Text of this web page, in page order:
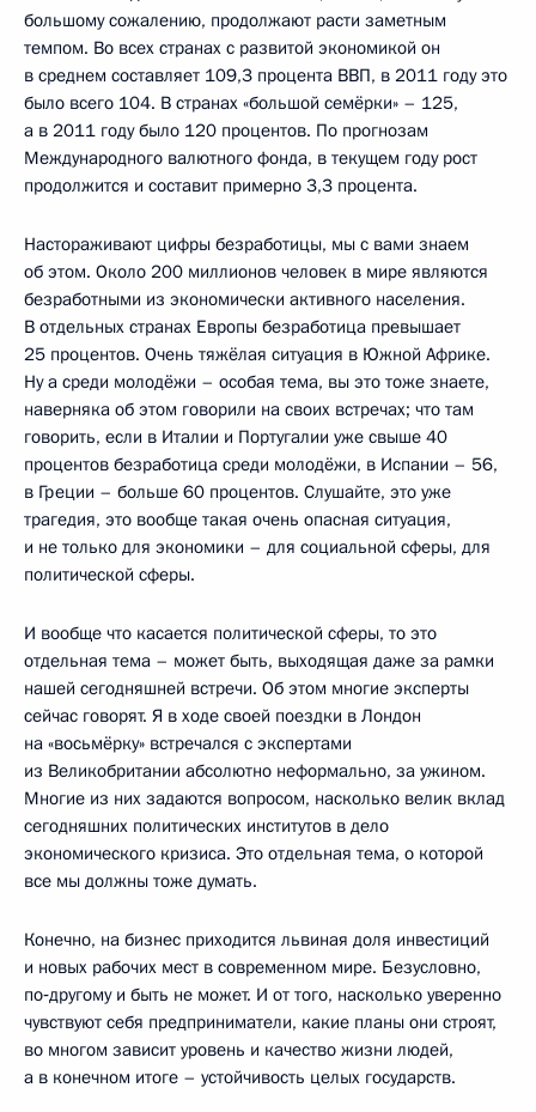
большому сожалению, продолжают расти заметным
темпом. Во всех странах с развитой экономикой он
в среднем составляет 109,3 процента ВВП, в 2011 году это
было всего 104. В странах «большой семёрки» – 125,
а в 2011 году было 120 процентов. По прогнозам
Международного валютного фонда, в текущем году рост
продолжится и составит примерно 3,3 процента.
Настораживают цифры безработицы, мы с вами знаем
об этом. Около 200 миллионов человек в мире являются
безработными из экономически активного населения.
В отдельных странах Европы безработица превышает
25 процентов. Очень тяжёлая ситуация в Южной Африке.
Ну а среди молодёжи – особая тема, вы это тоже знаете,
наверняка об этом говорили на своих встречах; что там
говорить, если в Италии и Португалии уже свыше 40
процентов безработица среди молодёжи, в Испании – 56,
в Греции – больше 60 процентов. Слушайте, это уже
трагедия, это вообще такая очень опасная ситуация,
и не только для экономики – для социальной сферы, для
политической сферы.
И вообще что касается политической сферы, то это
отдельная тема – может быть, выходящая даже за рамки
нашей сегодняшней встречи. Об этом многие эксперты
сейчас говорят. Я в ходе своей поездки в Лондон
на «восьмёрку» встречался с экспертами
из Великобритании абсолютно неформально, за ужином.
Многие из них задаются вопросом, насколько велик вклад
сегодняшних политических институтов в дело
экономического кризиса. Это отдельная тема, о которой
все мы должны тоже думать.
Конечно, на бизнес приходится львиная доля инвестиций
и новых рабочих мест в современном мире. Безусловно,
по‑другому и быть не может. И от того, насколько уверенно
чувствуют себя предприниматели, какие планы они строят,
во многом зависит уровень и качество жизни людей,
а в конечном итоге – устойчивость целых государств.